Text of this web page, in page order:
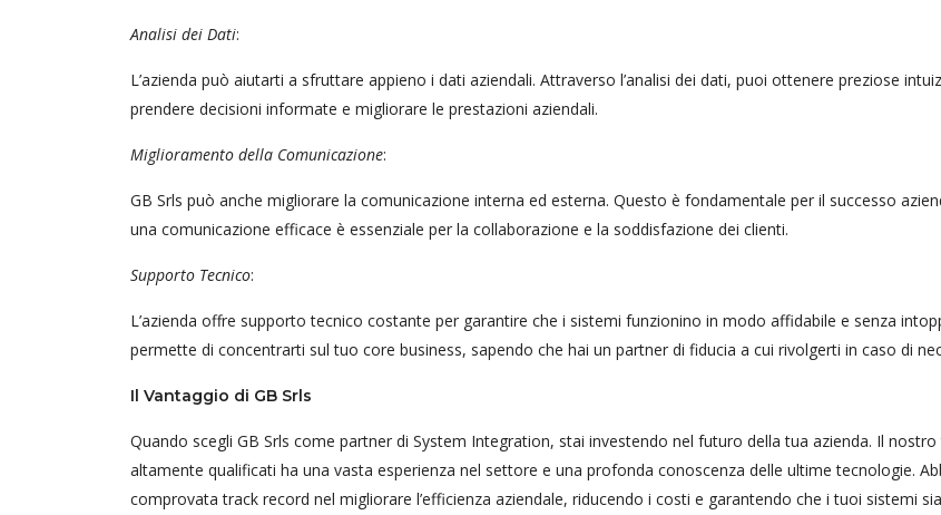
Analisi dei Dati:
L’azienda può aiutarti a sfruttare appieno i dati aziendali. Attraverso l’analisi dei dati, puoi ottenere preziose
prendere decisioni informate e migliorare le prestazioni aziendali.
Miglioramento della Comunicazione:
GB Srls può anche migliorare la comunicazione interna ed esterna. Questo è fondamentale per il successo
una comunicazione efficace è essenziale per la collaborazione e la soddisfazione dei clienti.
Supporto Tecnico:
L’azienda offre supporto tecnico costante per garantire che i sistemi funzionino in modo affidabile e senza
permette di concentrarti sul tuo core business, sapendo che hai un partner di fiducia a cui rivolgerti in caso di
Il Vantaggio di GB Srls
Quando scegli GB Srls come partner di System Integration, stai investendo nel futuro della tua azienda. Il
altamente qualificati ha una vasta esperienza nel settore e una profonda conoscenza delle ultime tecnologie.
comprovata track record nel migliorare l’efficienza aziendale, riducendo i costi e garantendo che i tuoi sistemi